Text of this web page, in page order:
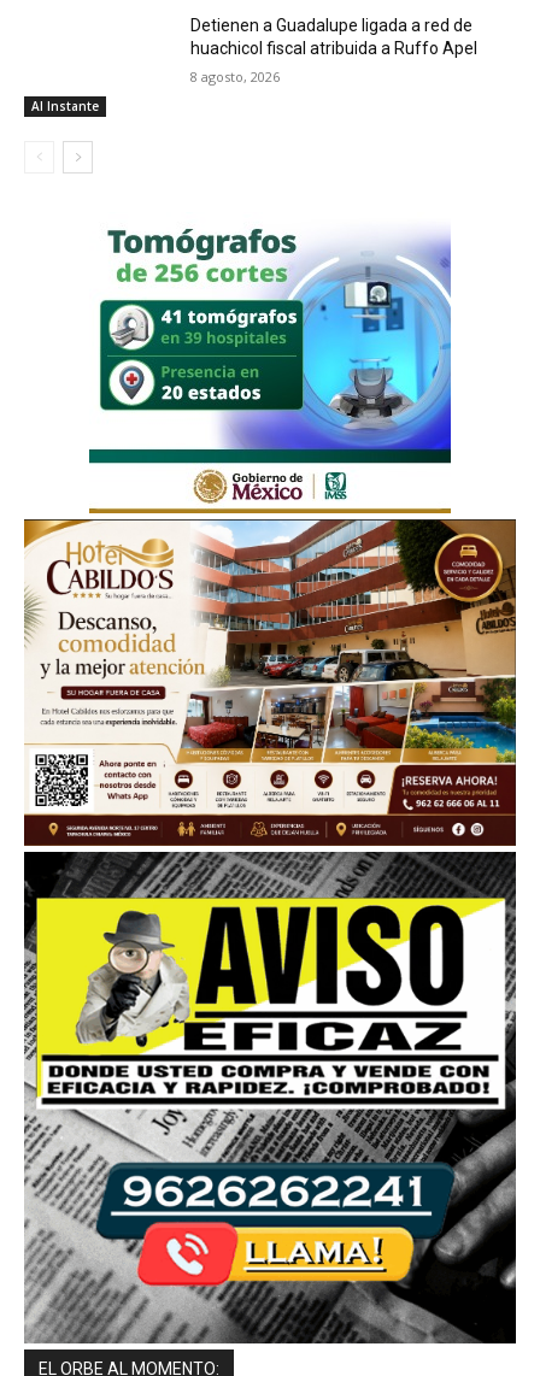
Al Instante
Detienen a Guadalupe ligada a red de
huachicol fiscal atribuida a Ruffo Apel
8 agosto, 2026
EL ORBE AL MOMENTO: